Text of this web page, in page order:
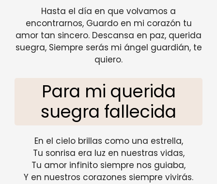
Hasta el día en que volvamos a
encontrarnos, Guardo en mi corazón tu
amor tan sincero. Descansa en paz, querida
suegra, Siempre serás mi ángel guardián, te
quiero.
Para mi querida
suegra fallecida
En el cielo brillas como una estrella,
Tu sonrisa era luz en nuestras vidas,
Tu amor infinito siempre nos guiaba,
Y en nuestros corazones siempre vivirás.